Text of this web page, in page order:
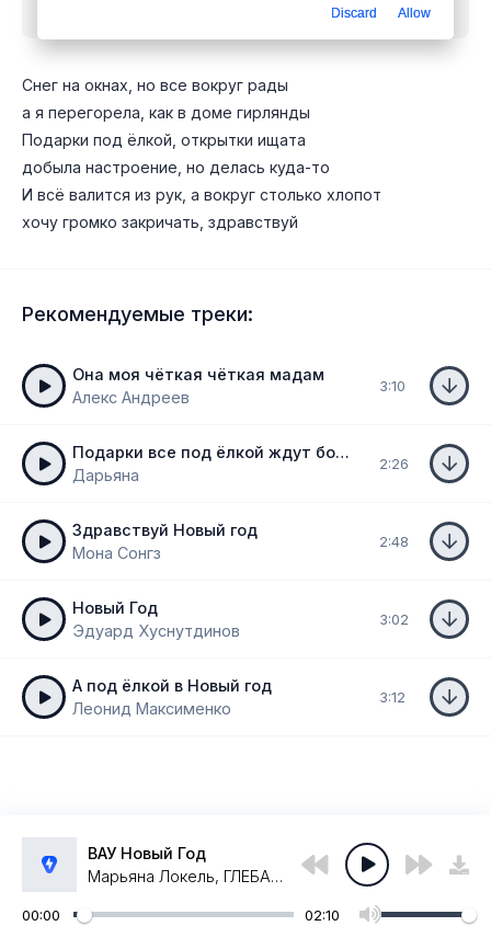
mp3 бесплатно
Снег на окнах, но все вокруг рады
а я перегорела, как в доме гирлянды
Подарки под ёлкой, открытки ищата
добыла настроение, но делась куда-то
И всё валится из рук, а вокруг столько хлопот
хочу громко закричать, здравствуй
Рекомендуемые треки:
Она моя чёткая чёткая мадам
Алекс Андреев
3:10
Подарки все под ёлкой ждут бои курантов
Дарьяна
2:26
Здравствуй Новый год
Мона Сонгз
2:48
Новый Год
Эдуард Хуснутдинов
3:02
А под ёлкой в Новый год
Леонид Максименко
3:12
ВАУ Новый Год
Марьяна Локель, ГЛЕБАС, Вау Вероника
00:00 02:10
Discard Allow